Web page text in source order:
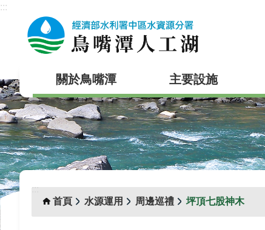
跳到主要內容區塊
:::
關於鳥嘴潭 主要設施
:::
首頁
水源運用 周邊巡禮 坪頂七股神木